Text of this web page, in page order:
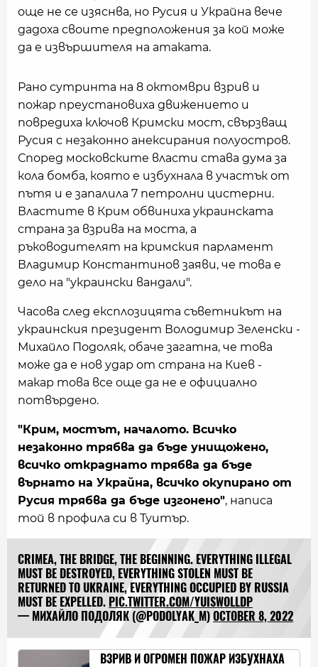
още не се изяснва, но Русия и Украйна вече
дадоха своите предположения за кой може
да е извършителя на атаката.
Рано сутринта на 8 октомври взрив и
пожар преустановиха движението и
повредиха ключов Кримски мост, свързващ
Русия с незаконно анексирания полуостров.
Според московските власти става дума за
кола бомба, която е избухнала в участък от
пътя и е запалила 7 петролни цистерни.
Властите в Крим обвиниха украинската
страна за взрива на моста, а
ръководителят на кримския парламент
Владимир Константинов заяви, че това е
дело на "украински вандали".
Часова след експлозицята съветникът на
украинския президент Володимир Зеленски -
Михайло Подоляк, обаче загатна, че това
може да е нов удар от страна на Киев -
макар това все още да не е официално
потвърдено.
"Крим, мостът, началото. Всичко
незаконно трябва да бъде унищожено,
всичко откраднато трябва да бъде
върнато на Украйна, всичко окупирано от
Русия трябва да бъде изгонено", написа
той в профила си в Туитър.
CRIMEA, THE BRIDGE, THE BEGINNING. EVERYTHING ILLEGAL
MUST BE DESTROYED, EVERYTHING STOLEN MUST BE
RETURNED TO UKRAINE, EVERYTHING OCCUPIED BY RUSSIA
MUST BE EXPELLED. PIC.TWITTER.COM/YUISWOLLDP
— МИХАЙЛО ПОДОЛЯК (@PODOLYAK_M)OCTOBER 8, 2022
ВЗРИВ И ОГРОМЕН ПОЖАР ИЗБУХНАХА